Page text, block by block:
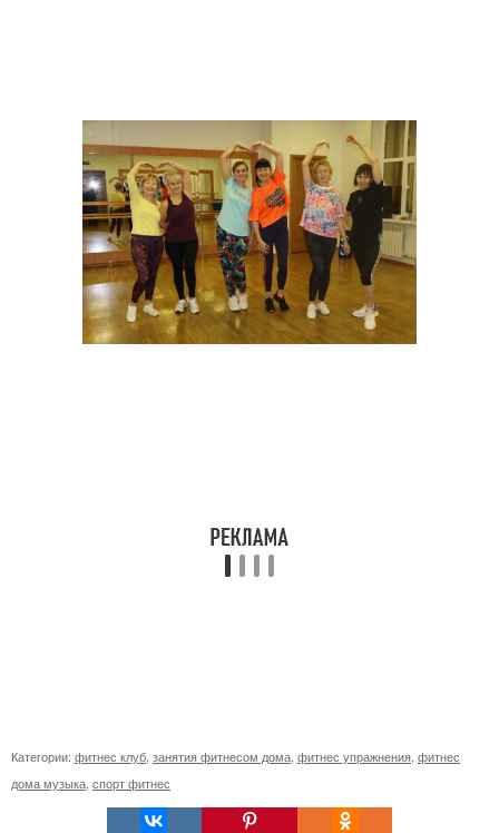
Категории: фитнес клуб занятия фитнесом дома фитнес упражнения фитнес
дома музыка спорт фитнес